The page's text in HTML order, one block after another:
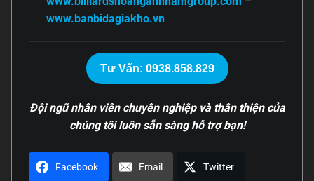
www.banbidagiakho.vn
Tư Vấn: 0938.858.829
Đội ngũ nhân viên chuyên nghiệp và thân thiện của
chúng tôi luôn sẵn sàng hỗ trợ bạn!
Facebook Email Twitter